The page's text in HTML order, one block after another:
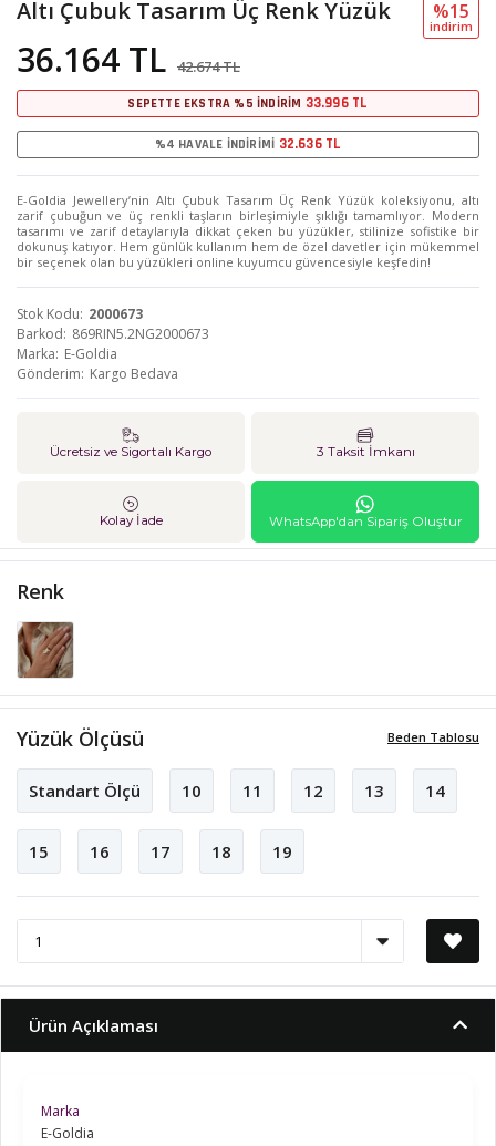
Altı Çubuk Tasarım Üç Renk Yüzük
36.164 TL 42.674 TL
%15
i̇ndi̇ri̇m
SEPETTE EKSTRA %5 İNDİRİM 33.996 TL
%4 HAVALE İNDİRİMİ 32.636 TL
E-Goldia Jewellery’nin Altı Çubuk Tasarım Üç Renk Yüzük koleksiyonu, altı
zarif çubuğun ve üç renkli taşların birleşimiyle şıklığı tamamlıyor. Modern
tasarımı ve zarif detaylarıyla dikkat çeken bu yüzükler, stilinize sofistike bir
dokunuş katıyor. Hem günlük kullanım hem de özel davetler için mükemmel
bir seçenek olan bu yüzükleri online kuyumcu güvencesiyle keşfedin!
Stok Kodu 2000673
Barkod 869RIN5.2NG2000673
Marka E-Goldia
Gönderim Kargo Bedava
Ücretsiz ve Sigortalı Kargo 3 Taksit İmkanı
Kolay İade WhatsApp'dan Sipariş Oluştur
Renk
Beden Tablosu
Yüzük Ölçüsü
Standart Ölçü 10 11 12 13 14
15 16 17 18 19
Ürün Açıklaması
Marka
E-Goldia